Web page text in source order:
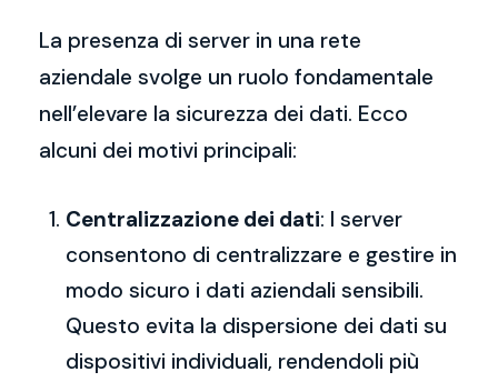
La presenza di server in una rete
aziendale svolge un ruolo fondamentale
nell’elevare la sicurezza dei dati. Ecco
alcuni dei motivi principali:
Centralizzazione dei dati: I server
consentono di centralizzare e gestire in
modo sicuro i dati aziendali sensibili.
Questo evita la dispersione dei dati su
dispositivi individuali, rendendoli più